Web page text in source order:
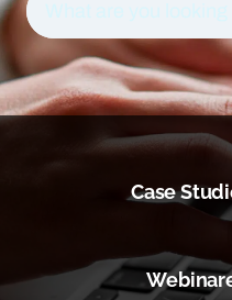
Über uns
Case